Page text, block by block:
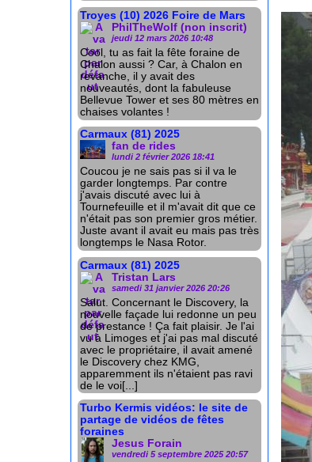
Troyes (10) 2026 Foire de Mars
PhilTheWolf (non inscrit)
jeudi 12 mars 2026 10:48
Cool, tu as fait la fête foraine de
Chalon aussi ? Car, à Chalon en
revanche, il y avait des
nouveautés, dont la fabuleuse
Bellevue Tower et ses 80 mètres en
chaises volantes !
Carmaux (81) 2025
fan de rides
lundi 2 février 2026 18:41
Coucou je ne sais pas si il va le
garder longtemps. Par contre
j'avais discuté avec lui à
Tournefeuille et il m'avait dit que ce
n'était pas son premier gros métier.
Juste avant il avait eu mais pas très
longtemps le Nasa Rotor.
Carmaux (81) 2025
Tristan Lars
samedi 31 janvier 2026 20:26
Salut. Concernant le Discovery, la
nouvelle façade lui redonne un peu
de prestance ! Ça fait plaisir. Je l'ai
vu à Limoges et j'ai pas mal discuté
avec le propriétaire, il avait amené
le Discovery chez KMG,
apparemment ils n'étaient pas ravi
de le voi[...]
Turbo Kermis vidéos: le site de
partage de vidéos de fêtes
foraines
Jesus Forain
vendredi 5 septembre 2025 20:57